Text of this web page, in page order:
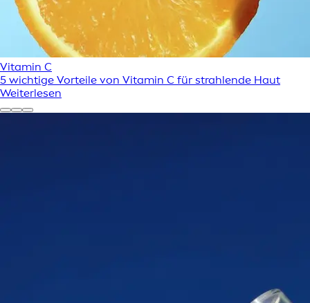
Vitamin C
5 wichtige Vorteile von Vitamin C für strahlende Haut
Weiterlesen